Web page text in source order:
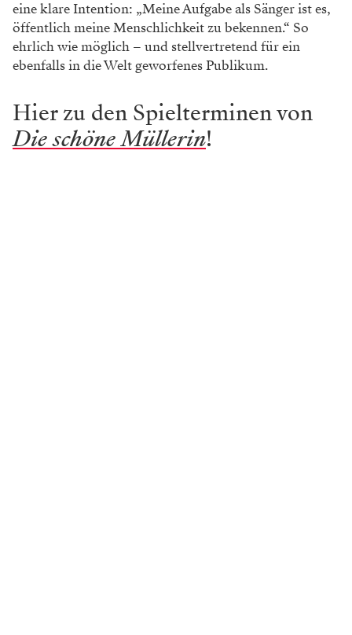
eine klare Intention: „Meine Aufgabe als Sänger ist es,
öffentlich meine Menschlichkeit zu bekennen.“ So
ehrlich wie möglich – und stellvertretend für ein
ebenfalls in die Welt geworfenes Publikum.
Hier zu den Spielterminen von
Die schöne Müllerin!